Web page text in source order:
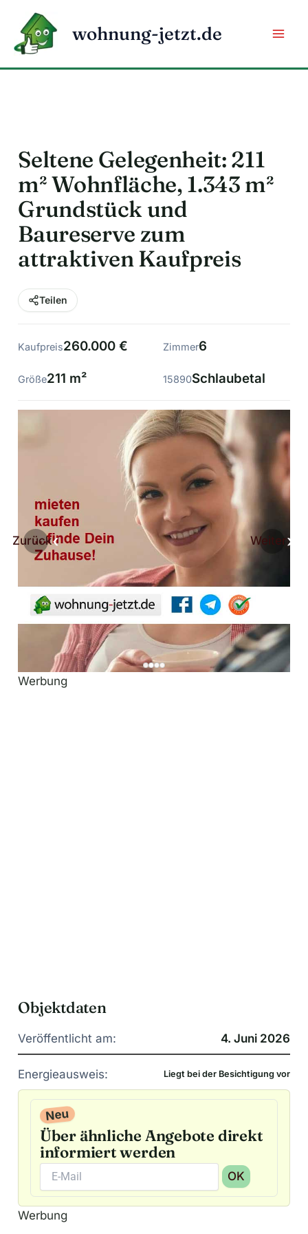
Inhalt
springen
wohnung-jetzt.de
Seltene Gelegenheit: 211
m² Wohnfläche, 1.343 m²
Grundstück und
Baureserve zum
attraktiven Kaufpreis
Teilen
Kaufpreis260.000 € Zimmer6
Größe211 m² 15890Schlaubetal
Zurück Weiter
Werbung
Objektdaten
Veröffentlicht am: 4. Juni 2026
Energieausweis: Liegt bei der Besichtigung vor
Neu
Über ähnliche Angebote direkt
informiert werden
OK
A
l
Werbung